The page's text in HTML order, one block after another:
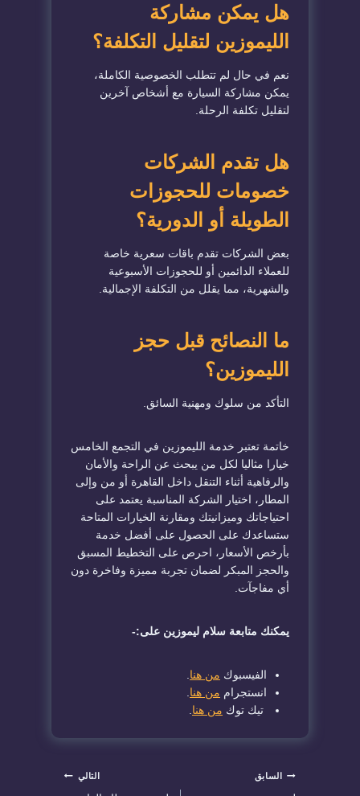
هل يمكن مشاركة
الليموزين لتقليل التكلفة؟
نعم في حال لم تتطلب الخصوصية الكاملة،
يمكن مشاركة السيارة مع أشخاص آخرين
لتقليل تكلفة الرحلة.
هل تقدم الشركات
خصومات للحجوزات
الطويلة أو الدورية؟
بعض الشركات تقدم باقات سعرية خاصة
للعملاء الدائمين أو للحجوزات الأسبوعية
والشهرية، مما يقلل من التكلفة الإجمالية.
ما النصائح قبل حجز
الليموزين؟
التأكد من سلوك ومهنية السائق.
خاتمة تعتبر خدمة الليموزين في التجمع الخامس
خيارا مثاليا لكل من يبحث عن الراحة والأمان
والرفاهية أثناء التنقل داخل القاهرة أو من وإلى
المطار، اختيار الشركة المناسبة يعتمد على
احتياجاتك وميزانيتك ومقارنة الخيارات المتاحة
ستساعدك على الحصول على أفضل خدمة
بأرخص الأسعار، احرص على التخطيط المسبق
والحجز المبكر لضمان تجربة مميزة وفاخرة دون
أي مفاجآت.
يمكنك متابعة سلام ليموزين على:-
الفيسبوك من هنا
انستجرام من هنا
تيك توك من هنا
تصفّح
السابق التالي